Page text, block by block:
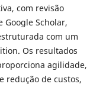
com revisão
Google Scholar,
com um
Os resultados
agilidade,
redução de custos,